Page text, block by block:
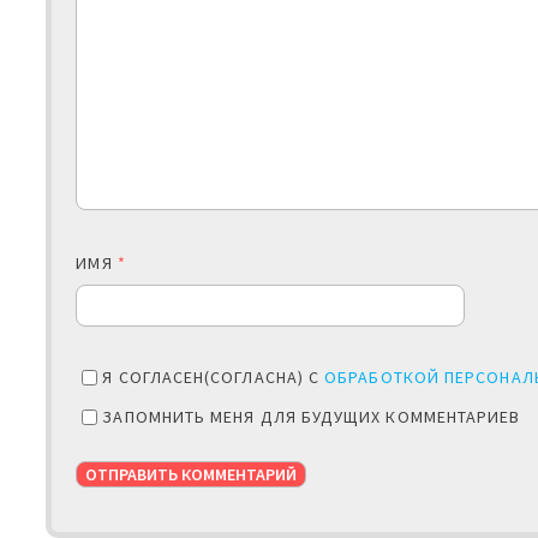
ИМЯ *
Я СОГЛАСЕН(СОГЛАСНА) СОБРАБОТКОЙ
ЗАПОМНИТЬ МЕНЯ ДЛЯ БУДУЩИХ КОММЕНТАРИЕВ